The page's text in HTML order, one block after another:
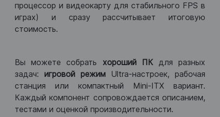
процессор и видеокарту для стабильного FPS в
играх) и сразу рассчитывает итоговую
стоимость.
Вы можете собрать хороший ПКдля разных
задач: игровой режим Ultra-настроек, рабочая
станция или компактный Mini-ITX вариант.
Каждый компонент сопровождается описанием,
тестами и оценкой производительности.